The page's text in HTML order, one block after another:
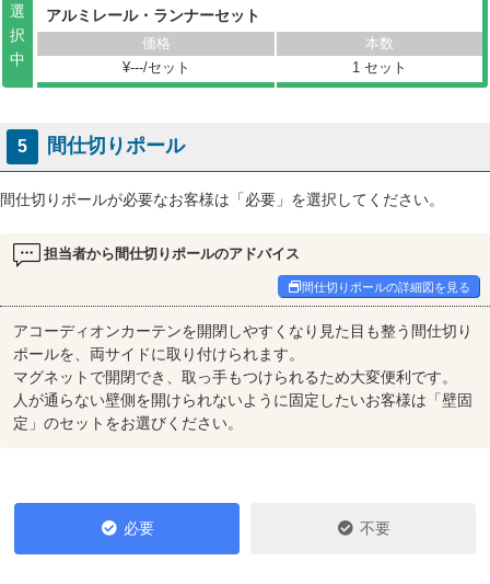
選
択
中
アルミレール・ランナーセット
¥---/セット 1 セット
5 間仕切りポール
間仕切りポールが必要なお客様は「必要」を選択してください。
担当者から間仕切りポールのアドバイス
間仕切りポールの詳細図を見る
アコーディオンカーテンを開閉しやすくなり見た目も整う間仕切り
ポールを、両サイドに取り付けられます。
マグネットで開閉でき、取っ手もつけられるため大変便利です。
人が通らない壁側を開けられないように固定したいお客様は「壁固
定」のセットをお選びください。
必要 不要